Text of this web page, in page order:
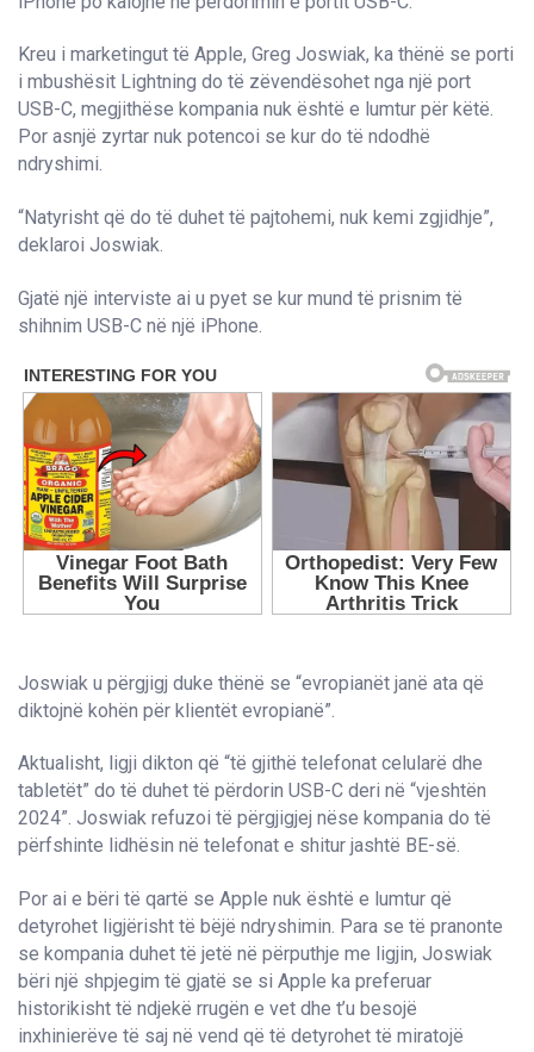
Kreu i marketingut të Apple, Greg Joswiak, ka thënë se porti
i mbushësit Lightning do të zëvendësohet nga një port
USB-C, megjithëse kompania nuk është e lumtur për këtë.
Por asnjë zyrtar nuk potencoi se kur do të ndodhë
ndryshimi.
“Natyrisht që do të duhet të pajtohemi, nuk kemi zgjidhje”,
deklaroi Joswiak.
Gjatë një interviste ai u pyet se kur mund të prisnim të
shihnim USB-C në një iPhone.
Joswiak u përgjigj duke thënë se “evropianët janë ata që
diktojnë kohën për klientët evropianë”.
Aktualisht, ligji dikton që “të gjithë telefonat celularë dhe
tabletët” do të duhet të përdorin USB-C deri në “vjeshtën
2024”. Joswiak refuzoi të përgjigjej nëse kompania do të
përfshinte lidhësin në telefonat e shitur jashtë BE-së.
Por ai e bëri të qartë se Apple nuk është e lumtur që
detyrohet ligjërisht të bëjë ndryshimin. Para se të pranonte
se kompania duhet të jetë në përputhje me ligjin, Joswiak
bëri një shpjegim të gjatë se si Apple ka preferuar
historikisht të ndjekë rrugën e vet dhe t’u besojë
inxhinierëve të saj në vend që të detyrohet të miratojë